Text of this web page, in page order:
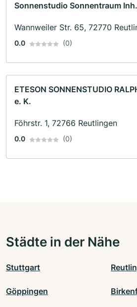
Sonnenstudio Sonnentraum
Wannweiler Str. 65, 72770
0.0 (0)
ETESON SONNENSTUDIO
e. K.
Föhrstr. 1, 72766 Reutlingen
0.0 (0)
Städte in der Nähe
Stuttgart
Göppingen